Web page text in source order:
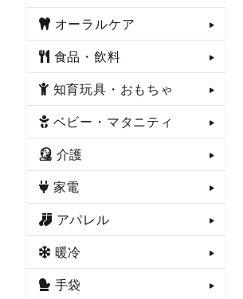
オーラルケア
食品・飲料
知育玩具・おもちゃ
ベビー・マタニティ
介護
家電
アパレル
暖冷
手袋